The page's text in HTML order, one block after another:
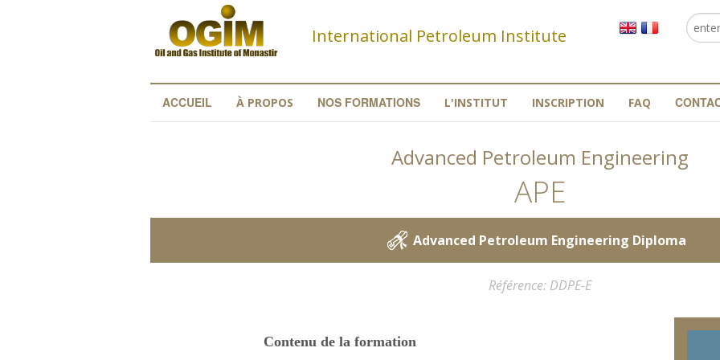
International Petroleum Institute
ACCUEIL À PROPOS NOS FORMATIONS L'INSTITUT INSCRIPTION FAQ
Advanced Petroleum Engineering
APE
Advanced Petroleum Engineering Diploma
Référence DDPE-E
Contenu de la formation